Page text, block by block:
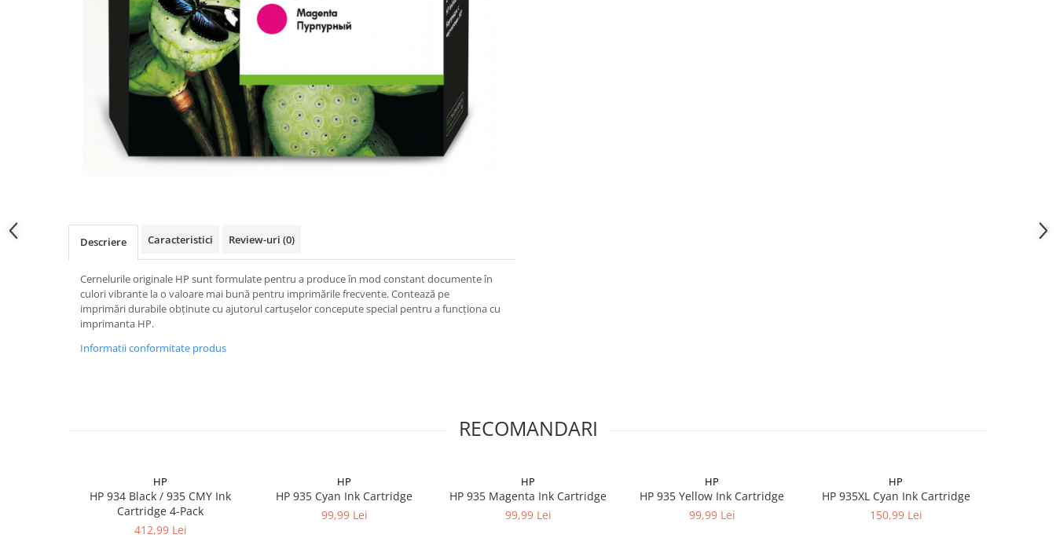
Descriere Caracteristici Review-uri (0)
Cernelurile originale HP sunt formulate pentru a produce în mod constant documente în
culori vibrante la o valoare mai bună pentru imprimările frecvente. Contează pe
imprimări durabile obţinute cu ajutorul cartuşelor concepute special pentru a funcţiona cu
imprimanta HP.
Informatii conformitate produs
RECOMANDARI
HP
HP 934 Black / 935 CMY Ink
Cartridge 4-Pack
412,99 Lei
HP
HP 935 Cyan Ink Cartridge
99,99 Lei
HP
HP 935 Magenta Ink Cartridge
99,99 Lei
HP
HP 935 Yellow Ink Cartridge
99,99 Lei
HP
HP 935XL Cyan Ink Cartridge
150,99 Lei